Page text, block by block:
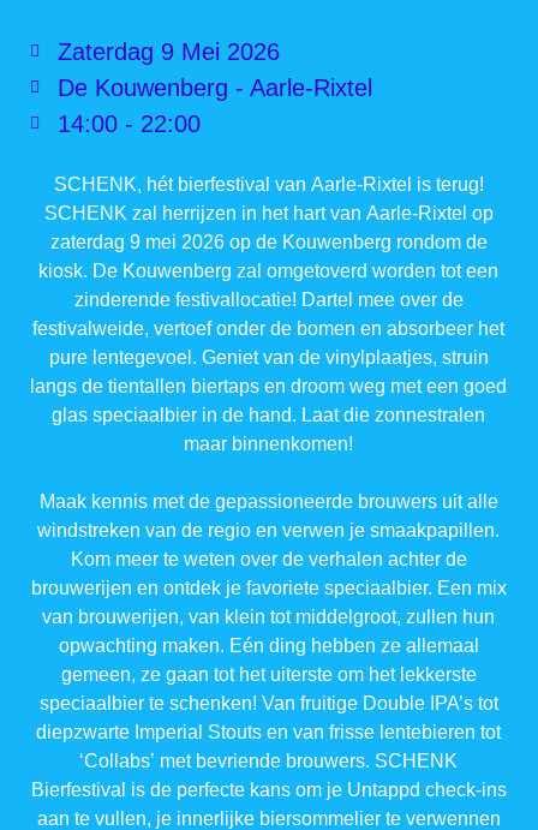
Zaterdag 9 Mei 2026
De Kouwenberg - Aarle-Rixtel
14:00 - 22:00
SCHENK, hét bierfestival van Aarle-Rixtel is terug!
SCHENK zal herrijzen in het hart van Aarle-Rixtel op
zaterdag 9 mei 2026 op de Kouwenberg rondom de
kiosk. De Kouwenberg zal omgetoverd worden tot een
zinderende festivallocatie! Dartel mee over de
festivalweide, vertoef onder de bomen en absorbeer het
pure lentegevoel. Geniet van de vinylplaatjes, struin
langs de tientallen biertaps en droom weg met een goed
glas speciaalbier in de hand. Laat die zonnestralen
maar binnenkomen!
Maak kennis met de gepassioneerde brouwers uit alle
windstreken van de regio en verwen je smaakpapillen.
Kom meer te weten over de verhalen achter de
brouwerijen en ontdek je favoriete speciaalbier. Een mix
van brouwerijen, van klein tot middelgroot, zullen hun
opwachting maken. Eén ding hebben ze allemaal
gemeen, ze gaan tot het uiterste om het lekkerste
speciaalbier te schenken! Van fruitige Double IPA’s tot
diepzwarte Imperial Stouts en van frisse lentebieren tot
‘Collabs’ met bevriende brouwers. SCHENK
Bierfestival is de perfecte kans om je Untappd check-ins
aan te vullen, je innerlijke biersommelier te verwennen